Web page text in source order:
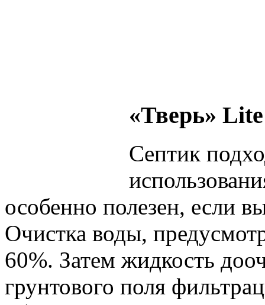
«Тверь» Lite
Септик
особенно полезен, если
Очистка воды,
60%. Затем жидкость
грунтового поля